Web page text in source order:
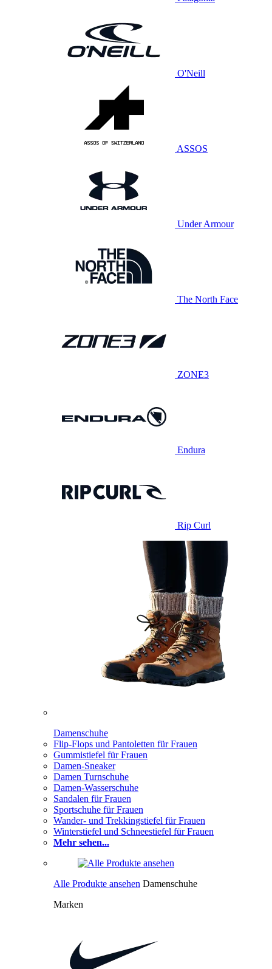
O'Neill
ASSOS
Under Armour
The North Face
ZONE3
Endura
Rip Curl
Damenschuhe
Flip-Flops und Pantoletten für Frauen
Gummistiefel für Frauen
Damen-Sneaker
Damen Turnschuhe
Damen-Wasserschuhe
Sandalen für Frauen
Sportschuhe für Frauen
Wander- und Trekkingstiefel für Frauen
Winterstiefel und Schneestiefel für Frauen
Mehr sehen...
Alle Produkte ansehen Damenschuhe
Marken